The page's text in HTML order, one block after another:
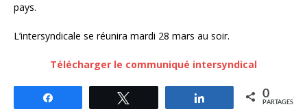
pays.
L’intersyndicale se réunira mardi 28 mars au soir.
Télécharger le communiqué intersyndical
Partagez 0
PARTAGES